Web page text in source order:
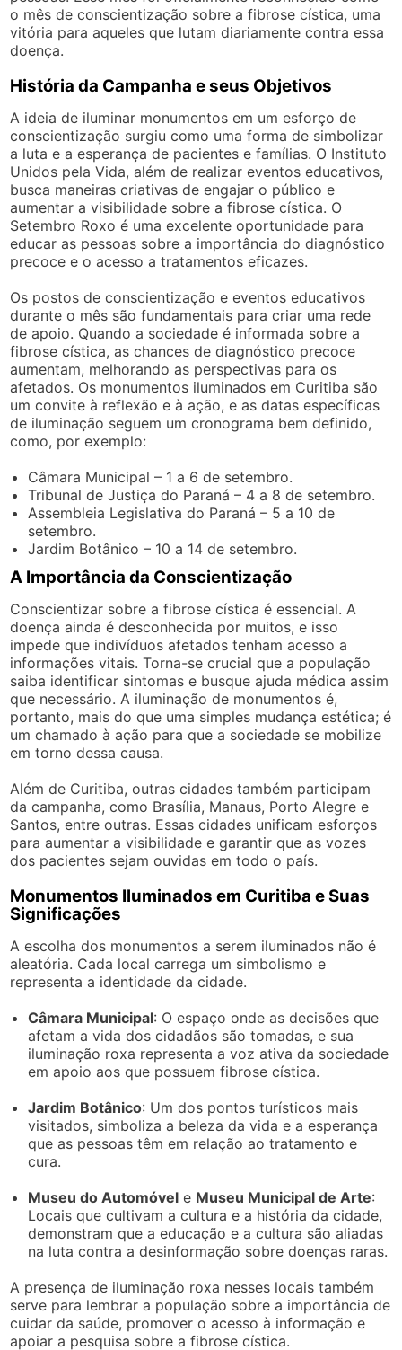
o mês de conscientização sobre a fibrose cística, uma
vitória para aqueles que lutam diariamente contra essa
doença.
História da Campanha e seus Objetivos
A ideia de iluminar monumentos em um esforço de
conscientização surgiu como uma forma de simbolizar
a luta e a esperança de pacientes e famílias. O Instituto
Unidos pela Vida, além de realizar eventos educativos,
busca maneiras criativas de engajar o público e
aumentar a visibilidade sobre a fibrose cística. O
Setembro Roxo é uma excelente oportunidade para
educar as pessoas sobre a importância do diagnóstico
precoce e o acesso a tratamentos eficazes.
Os postos de conscientização e eventos educativos
durante o mês são fundamentais para criar uma rede
de apoio. Quando a sociedade é informada sobre a
fibrose cística, as chances de diagnóstico precoce
aumentam, melhorando as perspectivas para os
afetados. Os monumentos iluminados em Curitiba são
um convite à reflexão e à ação, e as datas específicas
de iluminação seguem um cronograma bem definido,
como, por exemplo:
Câmara Municipal – 1 a 6 de setembro.
Tribunal de Justiça do Paraná – 4 a 8 de setembro.
Assembleia Legislativa do Paraná – 5 a 10 de
setembro.
Jardim Botânico – 10 a 14 de setembro.
A Importância da Conscientização
Conscientizar sobre a fibrose cística é essencial. A
doença ainda é desconhecida por muitos, e isso
impede que indivíduos afetados tenham acesso a
informações vitais. Torna-se crucial que a população
saiba identificar sintomas e busque ajuda médica assim
que necessário. A iluminação de monumentos é,
portanto, mais do que uma simples mudança estética; é
um chamado à ação para que a sociedade se mobilize
em torno dessa causa.
Além de Curitiba, outras cidades também participam
da campanha, como Brasília, Manaus, Porto Alegre e
Santos, entre outras. Essas cidades unificam esforços
para aumentar a visibilidade e garantir que as vozes
dos pacientes sejam ouvidas em todo o país.
Monumentos Iluminados em Curitiba e Suas
Significações
A escolha dos monumentos a serem iluminados não é
aleatória. Cada local carrega um simbolismo e
representa a identidade da cidade.
Câmara Municipal: O espaço onde as decisões que
afetam a vida dos cidadãos são tomadas, e sua
iluminação roxa representa a voz ativa da sociedade
em apoio aos que possuem fibrose cística.
Jardim Botânico: Um dos pontos turísticos mais
visitados, simboliza a beleza da vida e a esperança
que as pessoas têm em relação ao tratamento e
cura.
Museu do Automóvel e Museu Municipal de Arte:
Locais que cultivam a cultura e a história da cidade,
demonstram que a educação e a cultura são aliadas
na luta contra a desinformação sobre doenças raras.
A presença de iluminação roxa nesses locais também
serve para lembrar a população sobre a importância de
cuidar da saúde, promover o acesso à informação e
apoiar a pesquisa sobre a fibrose cística.